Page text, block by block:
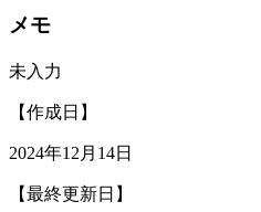
メモ
未入力
【作成日】
2024年12月14日
【最終更新日】